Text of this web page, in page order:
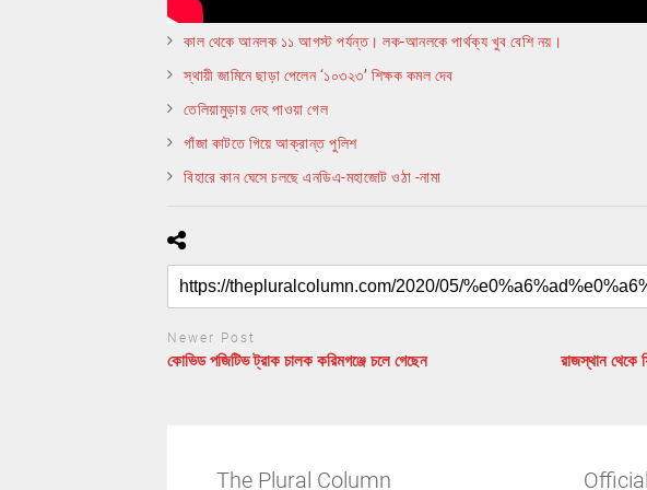
কাল থেকে আনলক ১১ আগস্ট পর্যন্ত। লক-আনলকে পার্থক্য খুব বেশি নয়।
স্থায়ী জামিনে ছাড়া পেলেন ‘১০৩২৩’ শিক্ষক কমল দেব
তেলিয়ামুড়ায় দেহ পাওয়া গেল
গাঁজা কাটতে গিয়ে আক্রান্ত পুলিশ
বিহারে কান ঘেসে চলছে এনডিএ-মহাজোট ওঠা -নামা
Newer Post
কোভিড পজিটিভ ট্রাক চালক করিমগঞ্জে চলে গেছেন
রাজস্থান থেকে
The Plural Column